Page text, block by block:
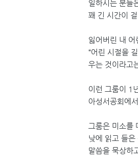
일하시는 분들
꽤 긴 시간이
잃어버린 내 어
“어린 시절을
우는 것이라고
이런 그룸이 1
아성서공회에
그룸은 미소를
낮에 읽고 들
말씀을 묵상하